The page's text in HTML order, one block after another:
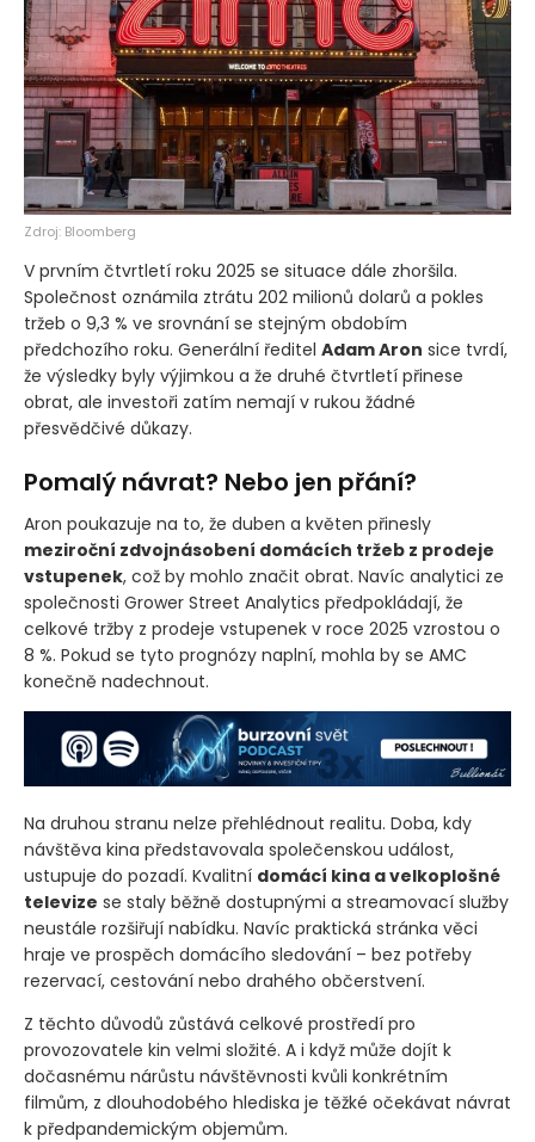
Zdroj: Bloomberg
V prvním čtvrtletí roku 2025 se situace dále zhoršila.
Společnost oznámila ztrátu 202 milionů dolarů a pokles
tržeb o 9,3 % ve srovnání se stejným obdobím
předchozího roku. Generální ředitel Adam Aron sice tvrdí,
že výsledky byly výjimkou a že druhé čtvrtletí přinese
obrat, ale investoři zatím nemají v rukou žádné
přesvědčivé důkazy.
Pomalý návrat? Nebo jen přání?
Aron poukazuje na to, že duben a květen přinesly
meziroční zdvojnásobení domácích tržeb z prodeje
vstupenek, což by mohlo značit obrat. Navíc analytici ze
společnosti Grower Street Analytics předpokládají, že
celkové tržby z prodeje vstupenek v roce 2025 vzrostou o
8 %. Pokud se tyto prognózy naplní, mohla by se AMC
konečně nadechnout.
Na druhou stranu nelze přehlédnout realitu. Doba, kdy
návštěva kina představovala společenskou událost,
ustupuje do pozadí. Kvalitní domácí kina a velkoplošné
televize se staly běžně dostupnými a streamovací služby
neustále rozšiřují nabídku. Navíc praktická stránka věci
hraje ve prospěch domácího sledování – bez potřeby
rezervací, cestování nebo drahého občerstvení.
Z těchto důvodů zůstává celkové prostředí pro
provozovatele kin velmi složité. A i když může dojít k
dočasnému nárůstu návštěvnosti kvůli konkrétním
filmům, z dlouhodobého hlediska je těžké očekávat návrat
k předpandemickým objemům.